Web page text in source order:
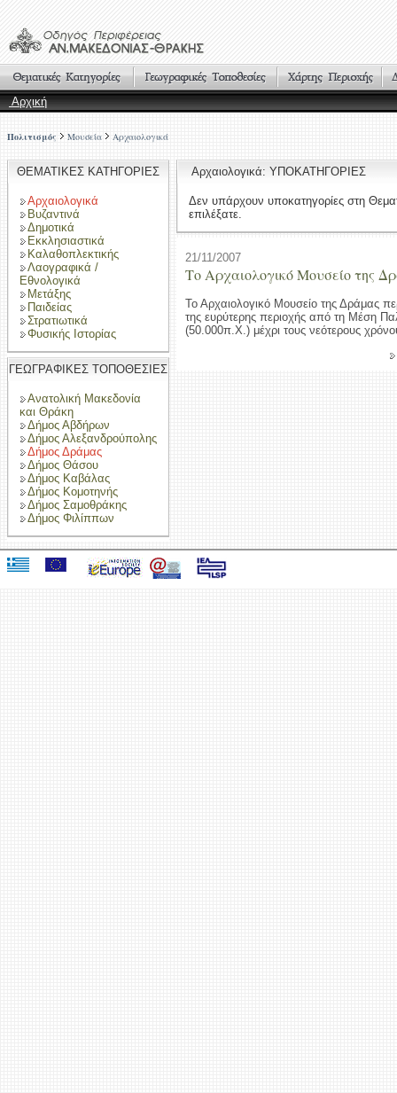
Αρχική
Πολιτισμός Μουσεία Αρχαιολογικά
ΘΕΜΑΤΙΚΕΣ ΚΑΤΗΓΟΡΙΕΣ
Αρχαιολογικά
Βυζαντινά
Δημοτικά
Εκκλησιαστικά
Καλαθοπλεκτικής
Λαογραφικά /
Εθνολογικά
Μετάξης
Παιδείας
Στρατιωτικά
Φυσικής Ιστορίας
ΓΕΩΓΡΑΦΙΚΕΣ ΤΟΠΟΘΕΣΙΕΣ
Ανατολική Μακεδονία
και Θράκη
Δήμος Αβδήρων
Δήμος Αλεξανδρούπολης
Δήμος Δράμας
Δήμος Θάσου
Δήμος Καβάλας
Δήμος Κομοτηνής
Δήμος Σαμοθράκης
Δήμος Φιλίππων
Αρχαιολογικά: ΥΠΟΚΑΤΗΓΟΡΙΕΣ
Δεν υπάρχουν υποκατηγορίες στη
επιλέξατε.
21/11/2007
Το Αρχαιολογικό Μουσείο της
Το Αρχαιολογικό Μουσείο της Δράμας
της ευρύτερης περιοχής από τη Μέση
(50.000π.Χ.) μέχρι τους νεότερους